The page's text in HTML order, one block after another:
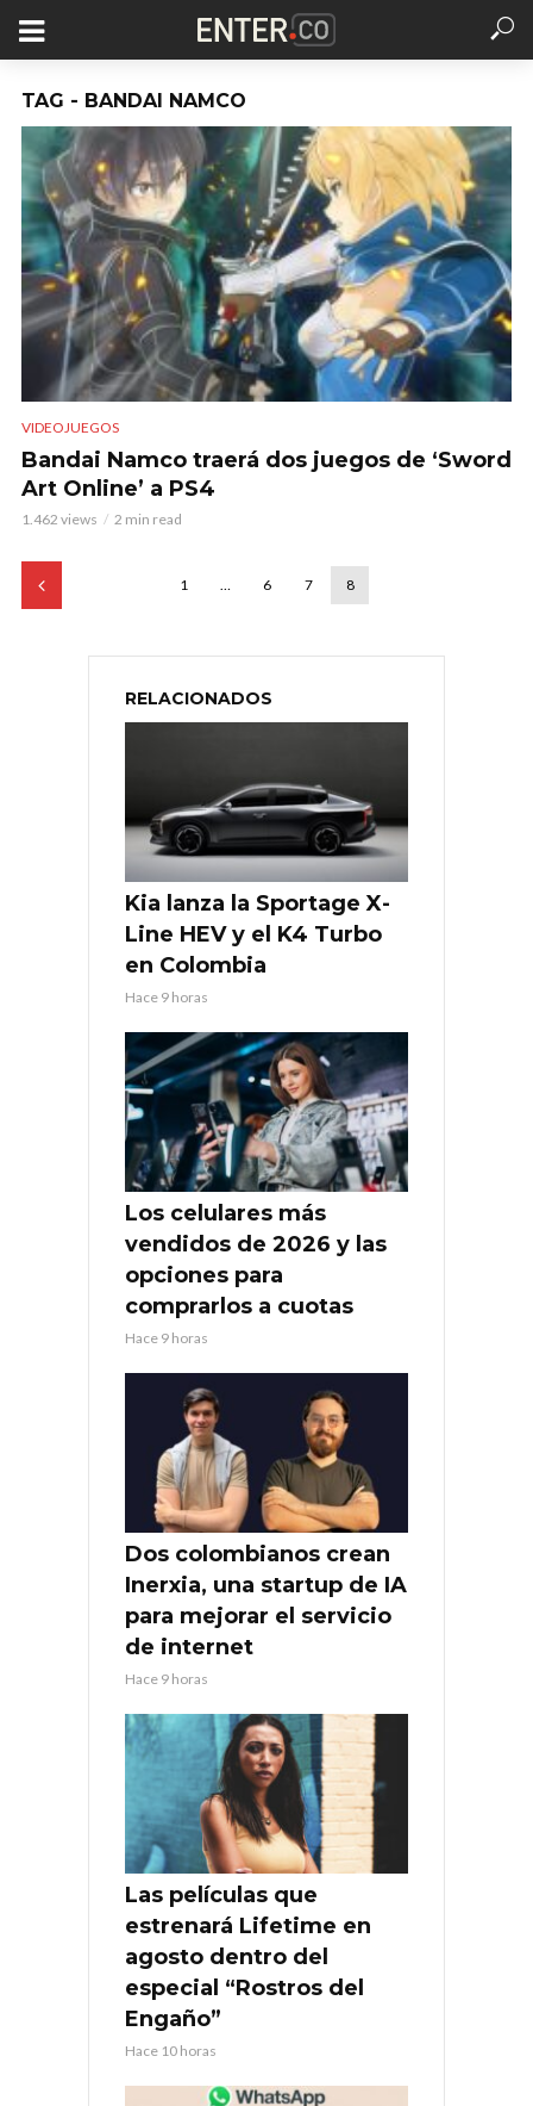
TAG - BANDAI NAMCO
VIDEOJUEGOS
Bandai Namco traerá dos juegos de ‘Sword
Art Online’ a PS4
1.462 views 2 min read
1 … 6 7 8
RELACIONADOS
Kia lanza la Sportage X-
Line HEV y el K4 Turbo
en Colombia
Hace 9 horas
Los celulares más
vendidos de 2026 y las
opciones para
comprarlos a cuotas
Hace 9 horas
Dos colombianos crean
Inerxia, una startup de IA
para mejorar el servicio
de internet
Hace 9 horas
Las películas que
estrenará Lifetime en
agosto dentro del
especial “Rostros del
Engaño”
Hace 10 horas